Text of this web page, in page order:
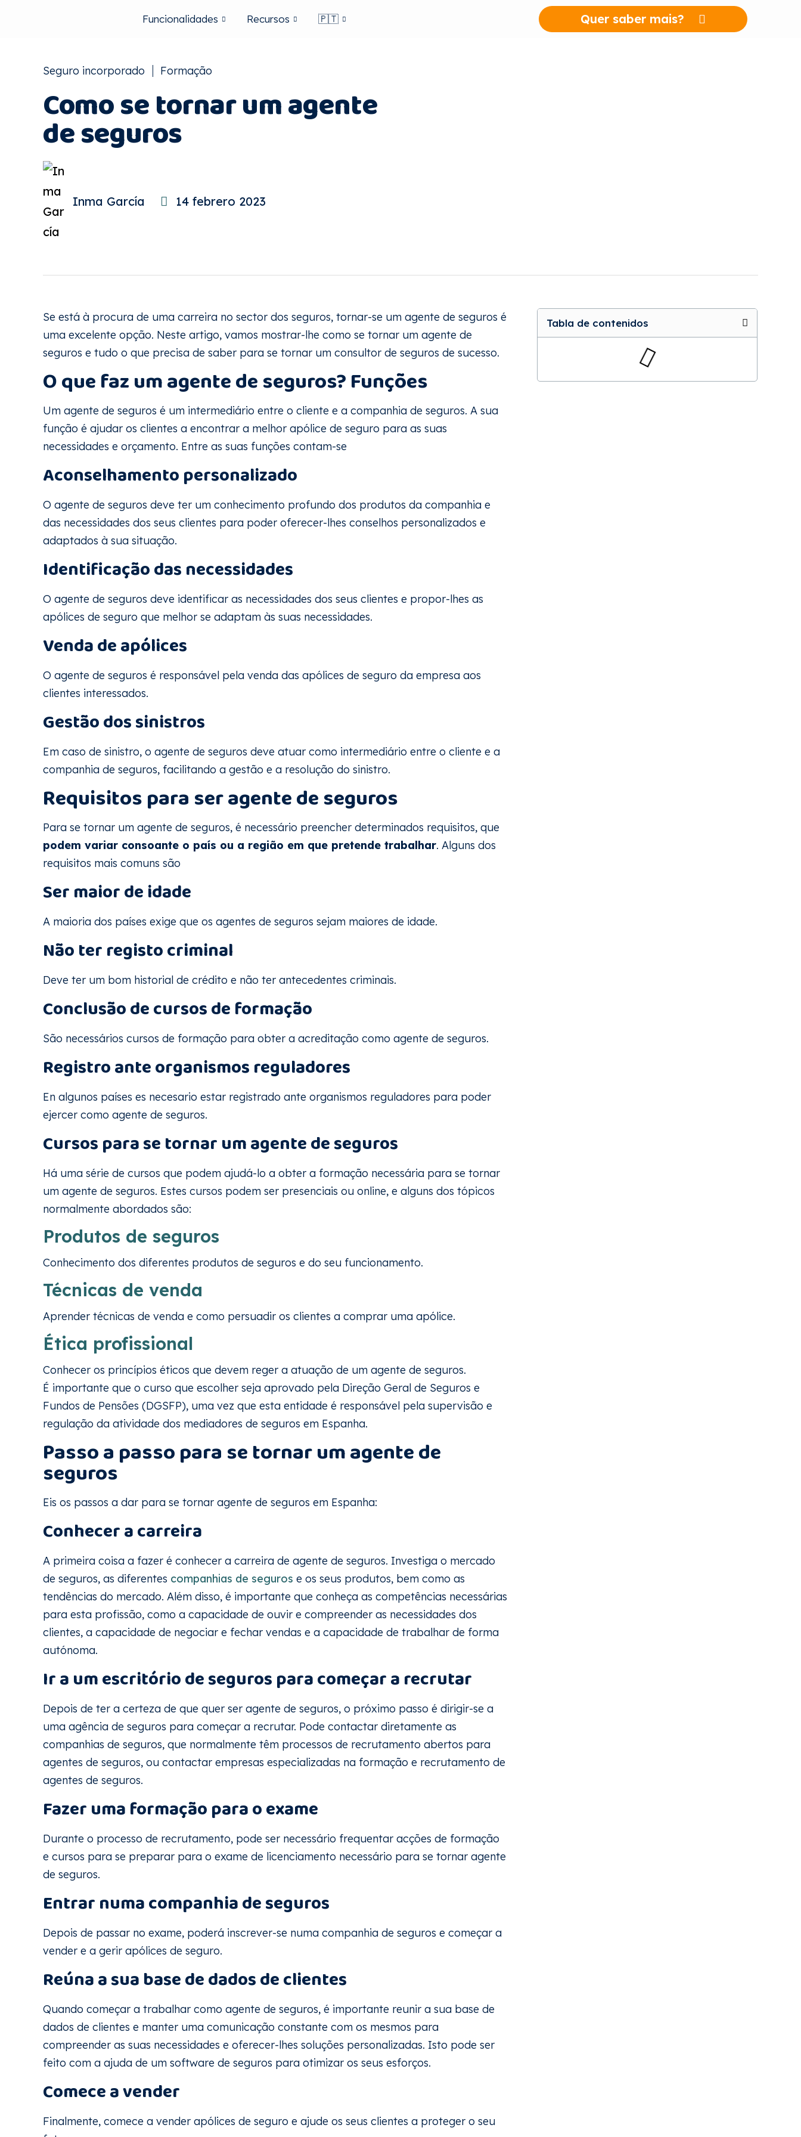
Funcionalidades Recursos 🇵🇹 Quer saber mais?
Seguro incorporado Formação
Como se tornar um agente
de seguros
Inma García 14 febrero 2023
Se está à procura de uma carreira no sector dos seguros, tornar-se um agente de seguros é
uma excelente opção. Neste artigo, vamos mostrar-lhe como se tornar um agente de
seguros e tudo o que precisa de saber para se tornar um consultor de seguros de sucesso.
O que faz um agente de seguros? Funções
Um agente de seguros é um intermediário entre o cliente e a companhia de seguros. A sua
função é ajudar os clientes a encontrar a melhor apólice de seguro para as suas
necessidades e orçamento. Entre as suas funções contam-se
Aconselhamento personalizado
O agente de seguros deve ter um conhecimento profundo dos produtos da companhia e
das necessidades dos seus clientes para poder oferecer-lhes conselhos personalizados e
adaptados à sua situação.
Identificação das necessidades
O agente de seguros deve identificar as necessidades dos seus clientes e propor-lhes as
apólices de seguro que melhor se adaptam às suas necessidades.
Venda de apólices
O agente de seguros é responsável pela venda das apólices de seguro da empresa aos
clientes interessados.
Gestão dos sinistros
Em caso de sinistro, o agente de seguros deve atuar como intermediário entre o cliente e a
companhia de seguros, facilitando a gestão e a resolução do sinistro.
Requisitos para ser agente de seguros
Para se tornar um agente de seguros, é necessário preencher determinados requisitos, que
podem variar consoante o país ou a região em que pretende trabalhar. Alguns dos
requisitos mais comuns são
Ser maior de idade
A maioria dos países exige que os agentes de seguros sejam maiores de idade.
Não ter registo criminal
Deve ter um bom historial de crédito e não ter antecedentes criminais.
Conclusão de cursos de formação
São necessários cursos de formação para obter a acreditação como agente de seguros.
Registro ante organismos reguladores
En algunos países es necesario estar registrado ante organismos reguladores para poder
ejercer como agente de seguros.
Cursos para se tornar um agente de seguros
Há uma série de cursos que podem ajudá-lo a obter a formação necessária para se tornar
um agente de seguros. Estes cursos podem ser presenciais ou online, e alguns dos tópicos
normalmente abordados são:
Produtos de seguros
Conhecimento dos diferentes produtos de seguros e do seu funcionamento.
Técnicas de venda
Aprender técnicas de venda e como persuadir os clientes a comprar uma apólice.
Ética profissional
Conhecer os princípios éticos que devem reger a atuação de um agente de seguros.
É importante que o curso que escolher seja aprovado pela Direção Geral de Seguros e
Fundos de Pensões (DGSFP), uma vez que esta entidade é responsável pela supervisão e
regulação da atividade dos mediadores de seguros em Espanha.
Passo a passo para se tornar um agente de
seguros
Eis os passos a dar para se tornar agente de seguros em Espanha:
Conhecer a carreira
A primeira coisa a fazer é conhecer a carreira de agente de seguros. Investiga o mercado
de seguros, as diferentes companhias de seguros e os seus produtos, bem como as
tendências do mercado. Além disso, é importante que conheça as competências necessárias
para esta profissão, como a capacidade de ouvir e compreender as necessidades dos
clientes, a capacidade de negociar e fechar vendas e a capacidade de trabalhar de forma
autónoma.
Ir a um escritório de seguros para começar a recrutar
Depois de ter a certeza de que quer ser agente de seguros, o próximo passo é dirigir-se a
uma agência de seguros para começar a recrutar. Pode contactar diretamente as
companhias de seguros, que normalmente têm processos de recrutamento abertos para
agentes de seguros, ou contactar empresas especializadas na formação e recrutamento de
agentes de seguros.
Fazer uma formação para o exame
Durante o processo de recrutamento, pode ser necessário frequentar acções de formação
e cursos para se preparar para o exame de licenciamento necessário para se tornar agente
de seguros.
Entrar numa companhia de seguros
Depois de passar no exame, poderá inscrever-se numa companhia de seguros e começar a
vender e a gerir apólices de seguro.
Reúna a sua base de dados de clientes
Quando começar a trabalhar como agente de seguros, é importante reunir a sua base de
dados de clientes e manter uma comunicação constante com os mesmos para
compreender as suas necessidades e oferecer-lhes soluções personalizadas. Isto pode ser
feito com a ajuda de um software de seguros para otimizar os seus esforços.
Comece a vender
Finalmente, comece a vender apólices de seguro e ajude os seus clientes a proteger o seu
Tabla de contenidos